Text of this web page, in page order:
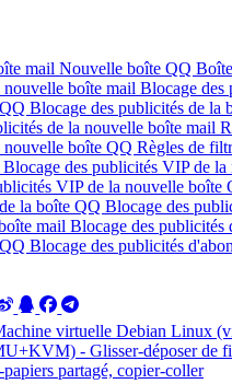
mail Nouvelle boîte QQ
boîte mail Blocage des
Blocage des publicités de la
de la nouvelle boîte mail
nouvelle boîte QQ Règles de
Blocage des publicités VIP de
VIP de la nouvelle boîte
la boîte QQ Blocage des
mail Blocage des publicités
Blocage des publicités
virtuelle Debian Linux
- Glisser-déposer de
partagé, copier-coller